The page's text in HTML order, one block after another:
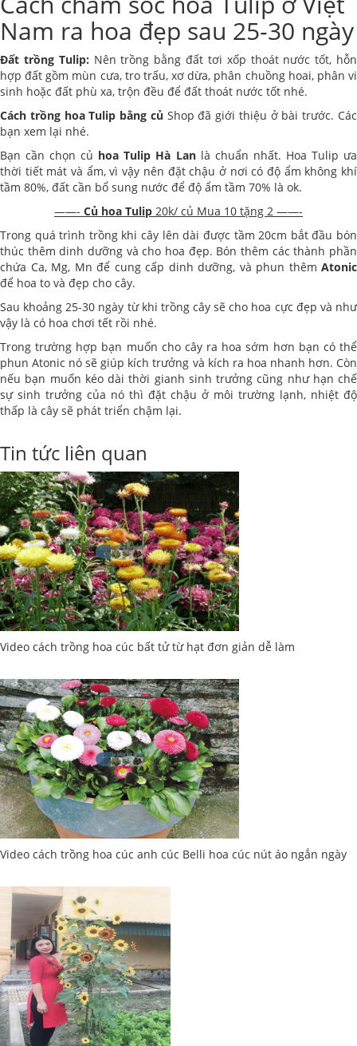
Nam ra hoa đẹp sau 25-30 ngày
Đất trồng Tulip: Nên trồng bằng đất tơi xốp thoát nước tốt, hỗn
hợp đất gồm mùn cưa, tro trấu, xơ dừa, phân chuồng hoai, phân vi
sinh hoặc đất phù xa, trộn đều để đất thoát nước tốt nhé.
Cách trồng hoa Tulip bằng củ Shop đã giới thiệu ở bài trước. Các
bạn xem lại nhé.
Bạn cần chọn củ hoa Tulip Hà Lanlà chuẩn nhất. Hoa Tulip ưa
thời tiết mát và ẩm, vì vậy nên đặt chậu ở nơi có độ ẩm không khí
tầm 80%, đất cần bổ sung nước để độ ẩm tầm 70% là ok.
——- Củ hoa Tulip 20k/ củ Mua 10 tặng 2 ——-
Trong quá trình trồng khi cây lên dài được tầm 20cm bắt đầu bón
thúc thêm dinh dưỡng và cho hoa đẹp. Bón thêm các thành phần
chứa Ca, Mg, Mn để cung cấp dinh dưỡng, và phun thêm Atonic
để hoa to và đẹp cho cây.
Sau khoảng 25-30 ngày từ khi trồng cây sẽ cho hoa cực đẹp và như
vậy là có hoa chơi tết rồi nhé.
Trong trường hợp bạn muốn cho cây ra hoa sớm hơn bạn có thể
phun Atonic nó sẽ giúp kích trưởng và kích ra hoa nhanh hơn. Còn
nếu bạn muốn kéo dài thời gianh sinh trưởng cũng như hạn chế
sự sinh trưởng của nó thì đặt chậu ở môi trường lạnh, nhiệt độ
thấp là cây sẽ phát triển chậm lại.
Tin tức liên quan
Video cách trồng hoa cúc bất tử từ hạt đơn giản dễ làm
Video cách trồng hoa cúc anh cúc Belli hoa cúc nút áo ngắn ngày